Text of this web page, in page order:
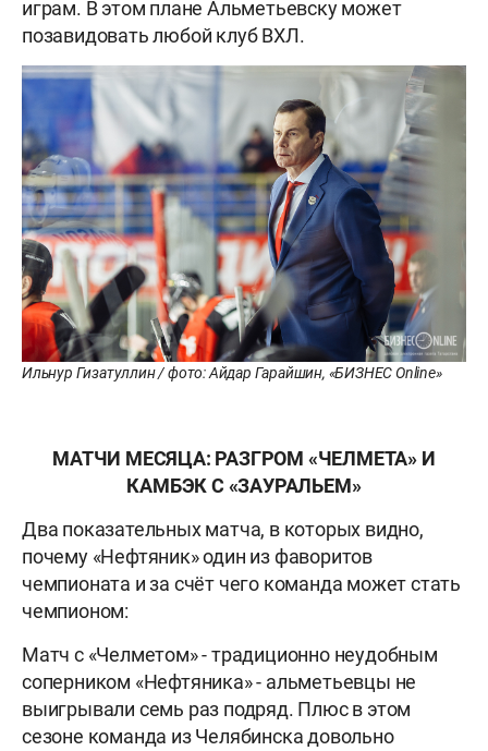
играм. В этом плане Альметьевску может
позавидовать любой клуб ВХЛ.
Ильнур Гизатуллин / фото: Айдар Гарайшин, «БИЗНЕС Online»
МАТЧИ МЕСЯЦА: РАЗГРОМ «ЧЕЛМЕТА» И
КАМБЭК С «ЗАУРАЛЬЕМ»
Два показательных матча, в которых видно,
почему «Нефтяник» один из фаворитов
чемпионата и за счёт чего команда может стать
чемпионом:
Матч с «Челметом» - традиционно неудобным
соперником «Нефтяника» - альметьевцы не
выигрывали семь раз подряд. Плюс в этом
сезоне команда из Челябинска довольно